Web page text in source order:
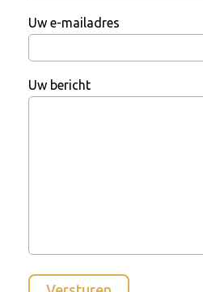
Uw e-mailadres
Uw bericht